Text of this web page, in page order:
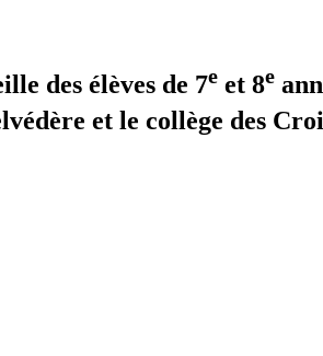
des élèves de 7e et 8e
et le collège des